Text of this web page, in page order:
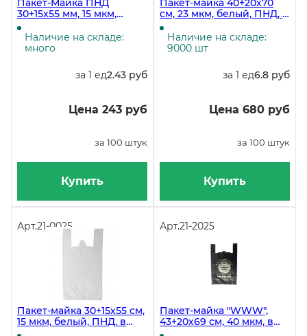
Пакет-Майка ПНД
30+15х55 мм, 15 мкм,
черный, 100 штук
Наличие на складе:
много
за 1 ед2.43 руб
Цена 243 руб
за 100 штук
Купить
Пакет-майка 40+20х70
см, 23 мкм, белый, ПНД, в
упаковке 100 штук, в
коробке 1000 штук
Наличие на складе:
9000 шт
за 1 ед6.8 руб
Цена 680 руб
за 100 штук
Купить
Арт.21-0025
Пакет-майка 30+15х55 см,
15 мкм, белый, ПНД, в
упаковке 100 штук, в
Арт.21-2025
Пакет-майка "WWW",
43+20х69 см, 40 мкм, в
пачке 50 штук